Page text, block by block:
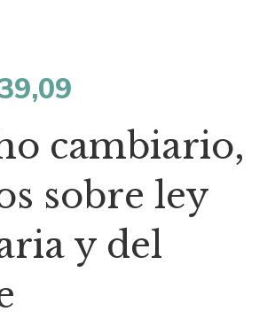
precio
actual
es:
$239,09.
cambiario,
sobre ley
y del